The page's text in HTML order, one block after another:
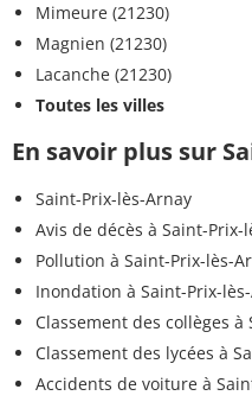
Mimeure (21230)
Magnien (21230)
Lacanche (21230)
Toutes les villes
En savoir plus sur
Saint-Prix-lès-Arnay
Avis de décès à Saint-Prix-
Pollution à Saint-Prix-lès-
Inondation à Saint-Prix-
Classement des collèges
Classement des lycées à
Accidents de voiture à